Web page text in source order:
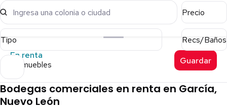
Ingresa una colonia o ciudad Precio
Tipo
Recs/Baños
En renta
5 inmuebles Guardar
Bodegas comerciales en renta en García,
Nuevo León